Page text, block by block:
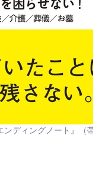
ンディングノート』（